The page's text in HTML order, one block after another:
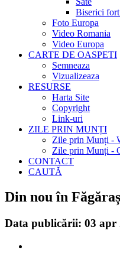
Biserici
Foto Europa
Video Romania
Video Europa
CARTE DE OASPETI
Semneaza
Vizualizeaza
RESURSE
Harta Site
Copyright
Link-uri
ZILE PRIN MUNȚI
Zile prin Munți -
Zile prin Munți -
CONTACT
CAUTĂ
Din nou în
Data publicării: 03 apr